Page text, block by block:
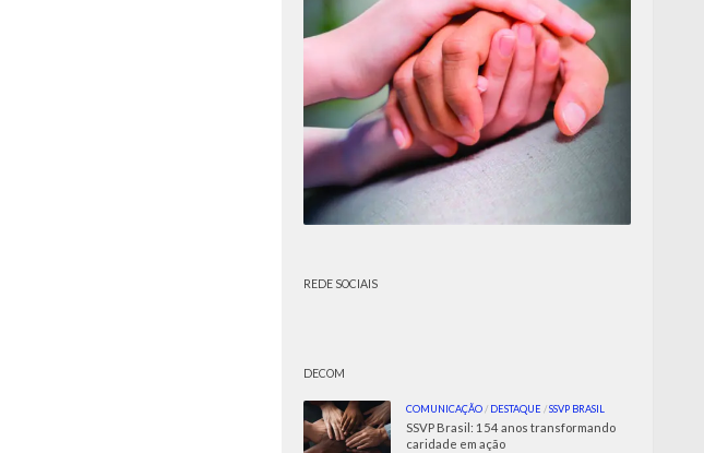
REDE SOCIAIS
DECOM
COMUNICAÇÃO/ DESTAQUE /SSVP BRASIL
SSVP Brasil: 154 anos transformando
caridade em ação